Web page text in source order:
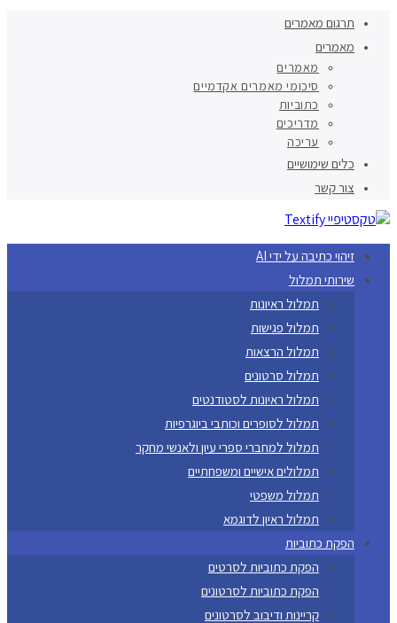
תרגום מאמרים
מאמרים
מאמרים
סיכומי מאמרים אקדמיים
כתוביות
מדריכים
עריכה
כלים שימושיים
צור קשר
זיהוי כתיבה על ידי AI
שירותי תמלול
תמלול ראיונות
תמלול פגישות
תמלול הרצאות
תמלול סרטונים
תמלול ראיונות לסטודנטים
תמלול לסופרים וכותבי ביוגרפיות
תמלול למחברי ספרי עיון ולאנשי מחקר
תמלולים אישיים ומשפחתיים
תמלול משפטי
תמלול ראיון לדוגמא
הפקת כתוביות
הפקת כתוביות לסרטים
הפקת כתוביות לסרטונים
קריינות ודיבוב לסרטונים